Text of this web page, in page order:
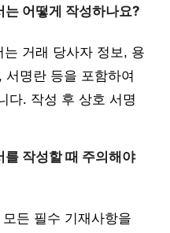
어떻게 작성하나요?
거래 당사자 정보, 용
명란 등을 포함하여
다. 작성 후 상호 서명
작성할 때 주의해야
든 필수 기재사항을